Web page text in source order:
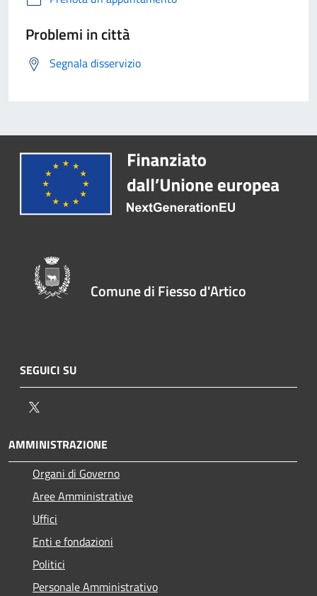
Problemi in città
Segnala disservizio
Comune di Fiesso d'Artico
SEGUICI SU
AMMINISTRAZIONE
Organi di Governo
Aree Amministrative
Uffici
Enti e fondazioni
Politici
Personale Amministrativo